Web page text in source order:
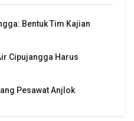
Bentuk Tim Kajian
Cipujangga Harus
Pesawat Anjlok